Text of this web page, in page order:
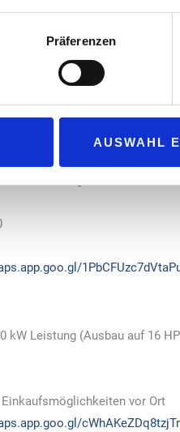
Präferenzen
AUSWAHL
bundesweit das
sie einen relevanten Beitrag
bis 150.000
Tochter des
Deutschen
kW Leistung (Ausbau auf 16
vor Ort